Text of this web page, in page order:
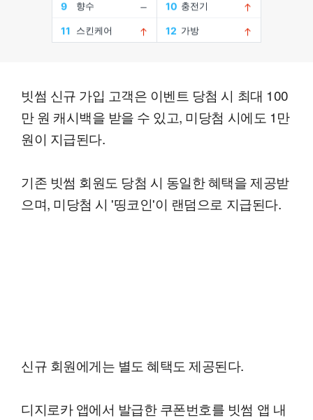
빗썸 신규 가입 고객은 이벤트 당첨 시 최대 100
만 원 캐시백을 받을 수 있고, 미당첨 시에도 1만
원이 지급된다.
기존 빗썸 회원도 당첨 시 동일한 혜택을 제공받
으며, 미당첨 시 '띵코인'이 랜덤으로 지급된다.
신규 회원에게는 별도 혜택도 제공된다.
디지로카 앱에서 발급한 쿠폰번호를 빗썸 앱 내